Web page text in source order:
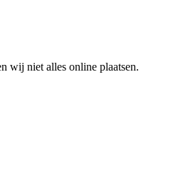
wij niet alles online plaatsen.